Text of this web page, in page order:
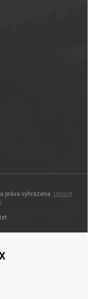
práva vyhrazena. Upravit